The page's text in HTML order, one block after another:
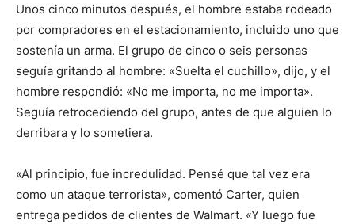
Unos cinco minutos después, el hombre estaba rodeado
por compradores en el estacionamiento, incluido uno que
sostenía un arma. El grupo de cinco o seis personas
seguía gritando al hombre: «Suelta el cuchillo», dijo, y el
hombre respondió: «No me importa, no me importa».
Seguía retrocediendo del grupo, antes de que alguien lo
derribara y lo sometiera.
«Al principio, fue incredulidad. Pensé que tal vez era
como un ataque terrorista», comentó Carter, quien
entrega pedidos de clientes de Walmart. «Y luego fue